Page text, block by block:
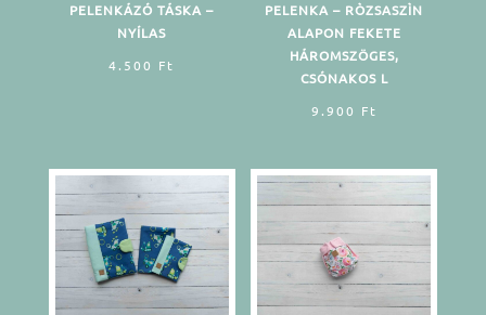
PELENKÁZÓ TÁSKA –
NYÍLAS
4.500 Ft
PELENKA – RÒZSASZÌN
ALAPON FEKETE
HÁROMSZÖGES,
CSÓNAKOS L
9.900 Ft